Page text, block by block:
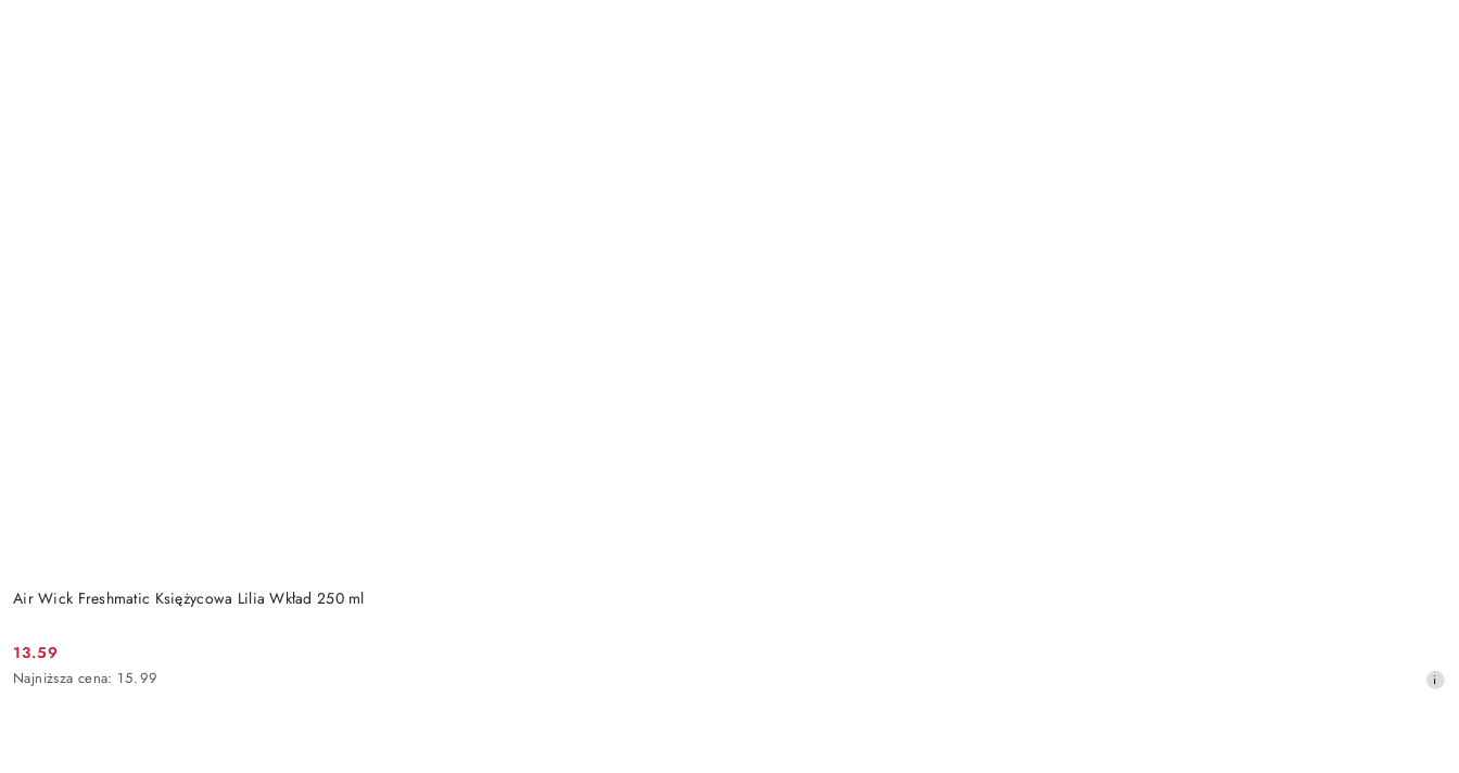
Air Wick Freshmatic Księżycowa Lilia Wkład 250 ml
Cena
promocyjna:
13.59
Najniższa
Najniższa cena: 15.99